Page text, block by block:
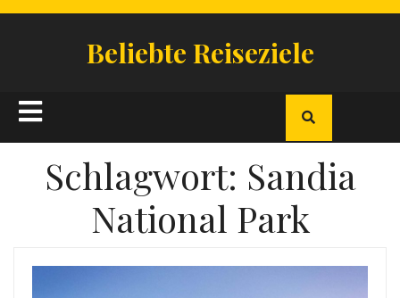
Beliebte Reiseziele
Open
Button
Schlagwort: Sandia
National Park